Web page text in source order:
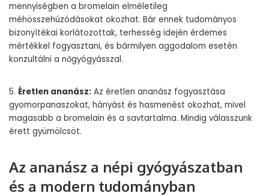
mennyiségben a bromelain elméletileg
méhösszehúzódásokat okozhat. Bár ennek tudományos
bizonyítékai korlátozottak, terhesség idején érdemes
mértékkel fogyasztani, és bármilyen aggodalom esetén
konzultálni a nőgyógyásszal.
5. Éretlen ananász: Az éretlen ananász fogyasztása
gyomorpanaszokat, hányást és hasmenést okozhat, mivel
magasabb a bromelain és a savtartalma. Mindig válasszunk
érett gyümölcsöt.
Az ananász a népi gyógyászatban
és a modern tudományban